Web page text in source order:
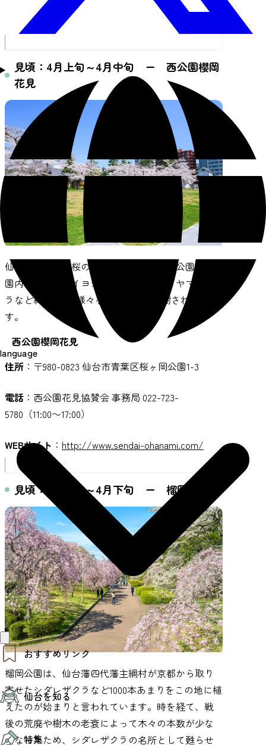
language
おすすめリンク
仙台夜時間
モデルコース
エリアガイド
お知らせ
お得なチケット
仙台を知る
仙台の魅力
エリアガイド
特集
見頃：4月上旬～4月中旬 ー 西公園櫻岡
花見
仙台市内屈指の桜の名所として有名な西公園。公
園内には、ソメイヨシノ・エドヒガン・ヤマザク
ラなど約200本の様々な種類の桜が植樹されていま
す。
西公園櫻岡花見
住所 ：〒980-0823 仙台市青葉区桜ヶ岡公園1-3
電話 ：西公園花見協賛会 事務局 022-723-
5780（11:00〜17:00）
WEBサイト ： http://www.sendai-ohanami.com/
見頃：4月上旬～4月下旬 ー 榴岡公園
榴岡公園は、仙台藩四代藩主綱村が京都から取り
寄せたシダレザクラなど1000本あまりをこの地に植
えたのが始まりと言われています。時を経て、戦
後の荒廃や樹木の老衰によって木々の本数が少な
くなったため、シダレザクラの名所として甦らせ